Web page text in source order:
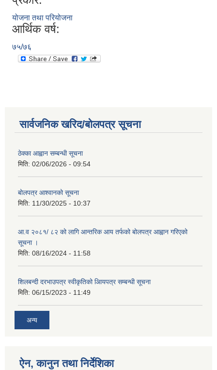
योजना तथा परियोजना
आर्थिक वर्ष:
७५/७६
सार्वजनिक खरिद/बोलपत्र सूचना
ठेक्का आह्वान सम्बन्धी सूचना
मिति: 02/06/2026 - 09:54
बोलपत्र आश्वानको सूचना
मिति: 11/30/2025 - 10:37
आ.व २०८१/ ८२ को लागि आन्तरिक आय तर्फको बोलपत्र आह्वान गरिएको
सूचना ।
मिति: 08/16/2024 - 11:58
शिलबन्दी दरभाउपत्र स्वीकृतिको आियपत्र सम्बन्धी सूचना
मिति: 06/15/2023 - 11:49
अन्य
ऐन, कानुन तथा निर्देशिका